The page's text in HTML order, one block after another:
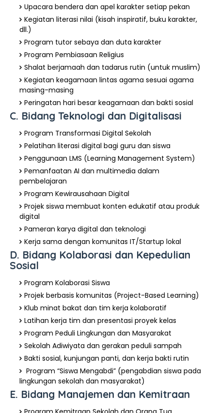
Upacara bendera dan apel karakter setiap pekan
Kegiatan literasi nilai (kisah inspiratif, buku karakter,
dll.)
Program tutor sebaya dan duta karakter
Program Pembiasaan Religius
Shalat berjamaah dan tadarus rutin (untuk muslim)
Kegiatan keagamaan lintas agama sesuai agama
masing-masing
Peringatan hari besar keagamaan dan bakti sosial
C. Bidang Teknologi dan Digitalisasi
Program Transformasi Digital Sekolah
Pelatihan literasi digital bagi guru dan siswa
Penggunaan LMS (Learning Management System)
Pemanfaatan AI dan multimedia dalam
pembelajaran
Program Kewirausahaan Digital
Projek siswa membuat konten edukatif atau produk
digital
Pameran karya digital dan teknologi
Kerja sama dengan komunitas IT/Startup lokal
D. Bidang Kolaborasi dan Kepedulian
Sosial
Program Kolaborasi Siswa
Projek berbasis komunitas (Project-Based Learning)
Klub minat bakat dan tim kerja kolaboratif
Latihan kerja tim dan presentasi proyek kelas
Program Peduli Lingkungan dan Masyarakat
Sekolah Adiwiyata dan gerakan peduli sampah
Bakti sosial, kunjungan panti, dan kerja bakti rutin
Program “Siswa Mengabdi” (pengabdian siswa pada
lingkungan sekolah dan masyarakat)
E. Bidang Manajemen dan Kemitraan